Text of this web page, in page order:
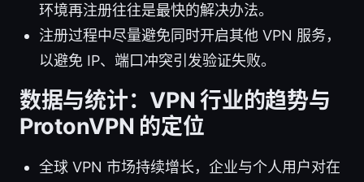
环境再注册往往是最快的解决办法。
注册过程中尽量避免同时开启其他 VPN 服务，
以避免 IP、端口冲突引发验证失败。
数据与统计：VPN 行业的趋势与
ProtonVPN 的定位
全球 VPN 市场持续增长，企业与个人用户对在